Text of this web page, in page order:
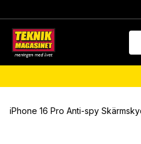
iPhone 16 Pro Anti-spy